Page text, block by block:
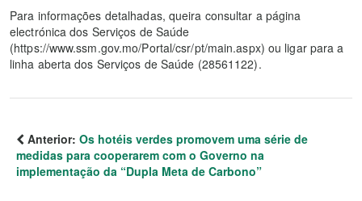
Para informações detalhadas, queira consultar a página
electrónica dos Serviços de Saúde
(https://www.ssm.gov.mo/Portal/csr/pt/main.aspx) ou ligar para a
linha aberta dos Serviços de Saúde (28561122).
Anterior: Os hotéis verdes promovem uma série de
medidas para cooperarem com o Governo na
implementação da “Dupla Meta de Carbono”